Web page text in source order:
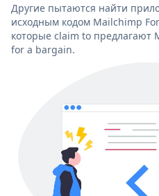
Другие пытаются найти
исходным кодом Mailchimp
которые claim to
for a bargain.